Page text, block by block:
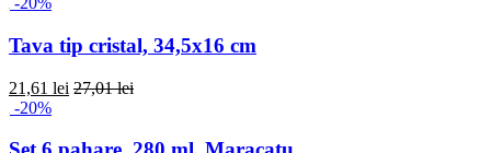
Tava tip cristal, 34,5x16 cm
21,61 lei 27,01 lei
-20%